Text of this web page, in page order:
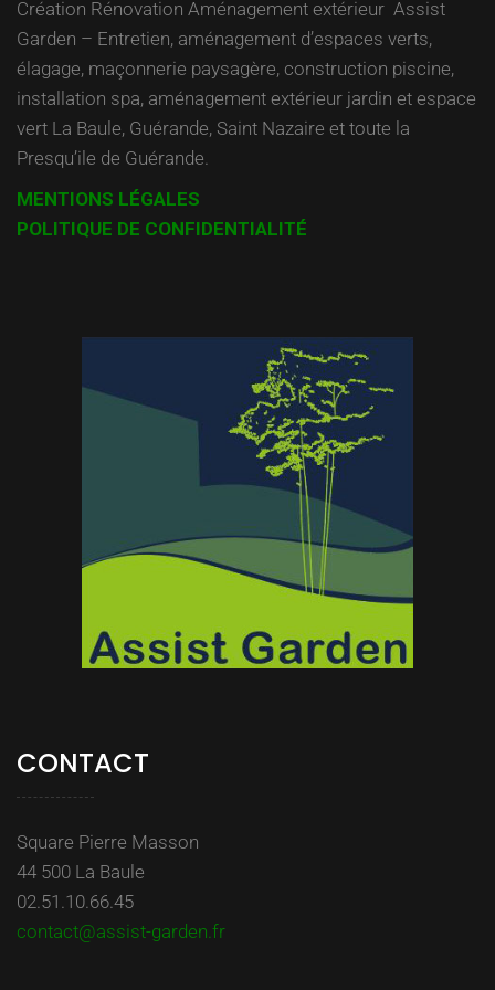
Création Rénovation Aménagement extérieur Assist
Garden – Entretien, aménagement d’espaces verts,
élagage, maçonnerie paysagère, construction piscine,
installation spa, aménagement extérieur jardin et espace
vert La Baule, Guérande, Saint Nazaire et toute la
Presqu’ile de Guérande.
MENTIONS LÉGALES
POLITIQUE DE CONFIDENTIALITÉ
CONTACT
Square Pierre Masson
44 500 La Baule
02.51.10.66.45
contact@assist-garden.fr